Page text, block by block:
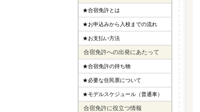
★合宿免許とは
★お申込みから入校までの流れ
★お支払い方法
合宿免許への出発にあたって
★合宿免許の持ち物
★必要な住民票について
★モデルスケジュール（普通車）
合宿免許に役立つ情報